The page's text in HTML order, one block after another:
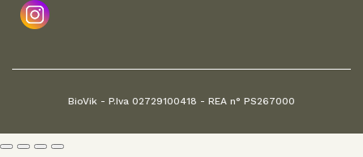
BioVik - P.Iva 02729100418 - REA n° PS267000